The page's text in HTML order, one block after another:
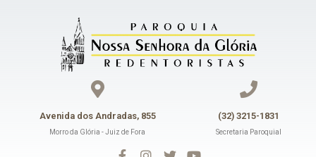
Avenida dos Andradas, 855
Morro da Glória - Juiz de Fora
(32) 3215-1831
Secretaria Paroquial